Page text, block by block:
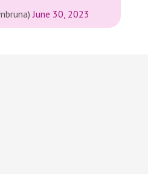
June 30, 2023